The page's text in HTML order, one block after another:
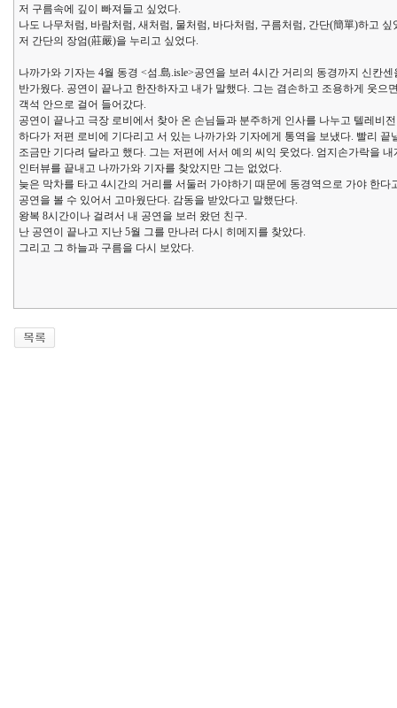
저 구름속에 깊이 빠져들고 싶었다.
나도 나무처럼, 바람처럼, 새처럼, 물처럼, 바다처럼, 구름처럼, 간단(簡單)하고 싶
저 간단의 장엄(莊嚴)을 누리고 싶었다.
나까가와 기자는 4월 동경 <섬.島.isle>공연을 보러 4시간 거리의 동경까지 신칸
반가웠다. 공연이 끝나고 한잔하자고 내가 말했다. 그는 겸손하고 조용하게 웃으
객석 안으로 걸어 들어갔다.
공연이 끝나고 극장 로비에서 찾아 온 손님들과 분주하게 인사를 나누고 텔레비
하다가 저편 로비에 기다리고 서 있는 나까가와 기자에게 통역을 보냈다. 빨리 끝
조금만 기다려 달라고 했다. 그는 저편에 서서 예의 씨익 웃었다. 엄지손가락을 내
인터뷰를 끝내고 나까가와 기자를 찾았지만 그는 없었다.
늦은 막차를 타고 4시간의 거리를 서둘러 가야하기 때문에 동경역으로 가야 한다
공연을 볼 수 있어서 고마웠단다. 감동을 받았다고 말했단다.
왕복 8시간이나 걸려서 내 공연을 보러 왔던 친구.
난 공연이 끝나고 지난 5월 그를 만나러 다시 히메지를 찾았다.
그리고 그 하늘과 구름을 다시 보았다.